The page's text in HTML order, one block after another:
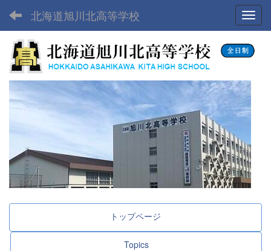
北海道旭川北高等学校
トップページ
Topics